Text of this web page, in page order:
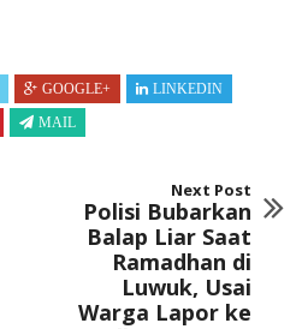
GOOGLE+
LINKEDIN
MAIL
Next Post
Polisi Bubarkan
Balap Liar Saat
Ramadhan di
Luwuk, Usai
Warga Lapor ke